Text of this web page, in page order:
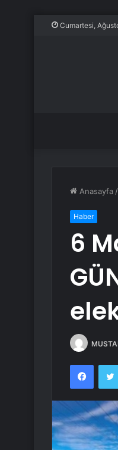
Cumartesi,
Anasayfa /
Haber
6